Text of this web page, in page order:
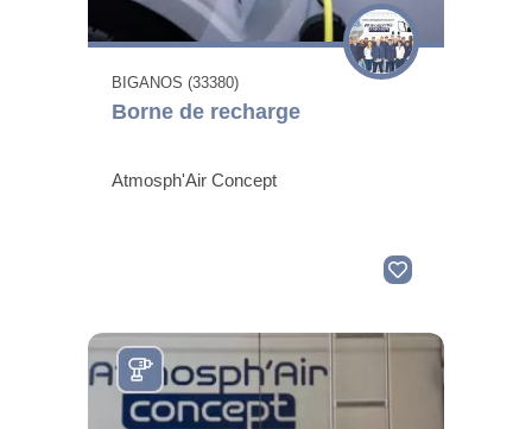
BIGANOS (33380)
Borne de recharge
Atmosph'Air Concept